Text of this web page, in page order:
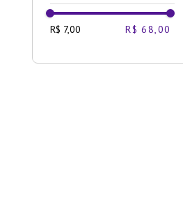
R$ 7,00 R$ 68,00